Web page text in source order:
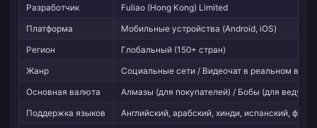
Разработчик
Fuliao (Hong Kong) Limited
Платформа
Мобильные устройства (Android, iOS)
Регион
Глобальный (150+ стран)
Жанр
Социальные сети / Видеочат в реальном
Основная валюта
Алмазы (для покупателей) / Бобы (для
Поддержка языков
Английский, арабский, хинди, испанский,